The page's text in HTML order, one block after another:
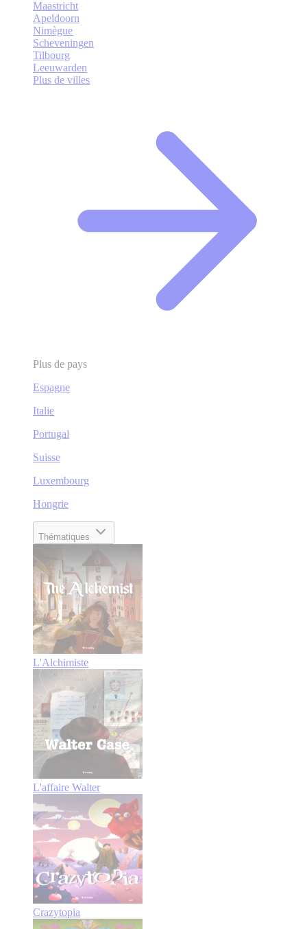
Maastricht
Apeldoorn
Nimègue
Scheveningen
Tilbourg
Leeuwarden
Plus de villes
Plus de pays
Espagne
Italie
Portugal
Suisse
Luxembourg
Hongrie
Thématiques
L'Alchimiste
L'affaire Walter
Crazytopia